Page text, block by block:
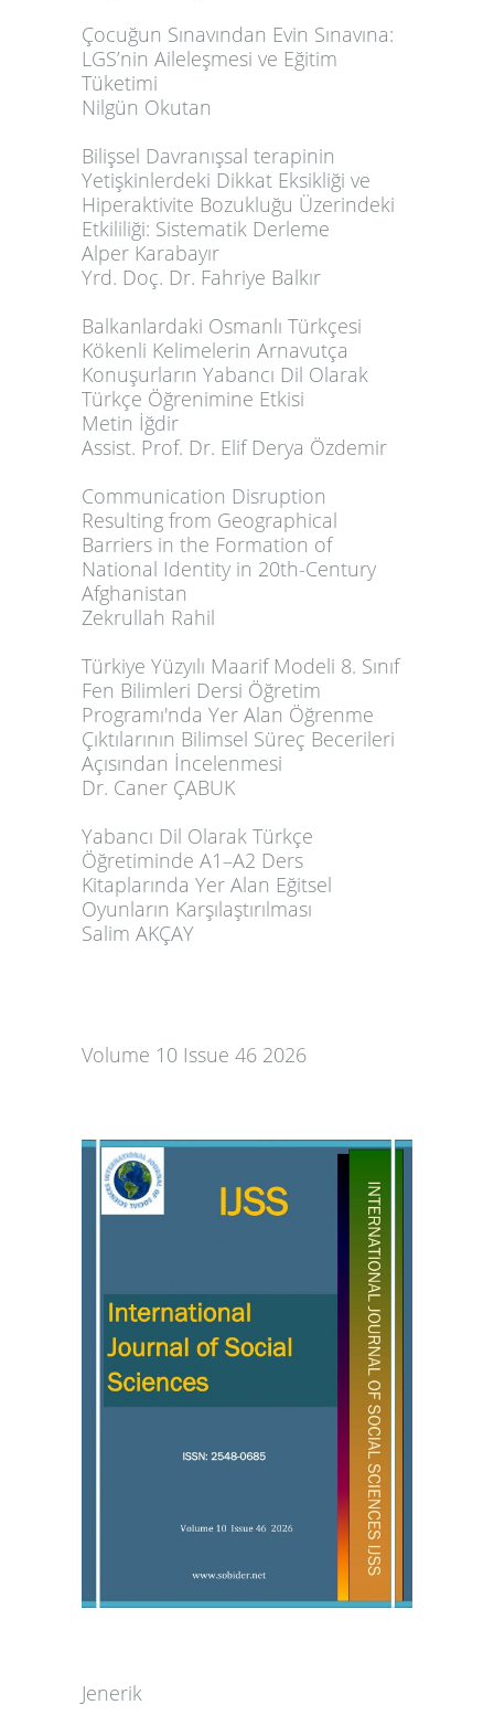
Çocuğun Sınavından Evin Sınavına:
LGS’nin Aileleşmesi ve Eğitim
Tüketimi
Nilgün Okutan
Bilişsel Davranışsal terapinin
Yetişkinlerdeki Dikkat Eksikliği ve
Hiperaktivite Bozukluğu Üzerindeki
Etkililiği: Sistematik Derleme
Alper Karabayır
Yrd. Doç. Dr. Fahriye Balkır
Balkanlardaki Osmanlı Türkçesi
Kökenli Kelimelerin Arnavutça
Konuşurların Yabancı Dil Olarak
Türkçe Öğrenimine Etkisi
Metin İğdir
Assist. Prof. Dr. Elif Derya Özdemir
Communication Disruption
Resulting from Geographical
Barriers in the Formation of
National Identity in 20th-Century
Afghanistan
Zekrullah Rahil
Türkiye Yüzyılı Maarif Modeli 8. Sınıf
Fen Bilimleri Dersi Öğretim
Programı'nda Yer Alan Öğrenme
Çıktılarının Bilimsel Süreç Becerileri
Açısından İncelenmesi
Dr. Caner ÇABUK
Yabancı Dil Olarak Türkçe
Öğretiminde A1–A2 Ders
Kitaplarında Yer Alan Eğitsel
Oyunların Karşılaştırılması
Salim AKÇAY
Volume 10 Issue 46 2026
Jenerik